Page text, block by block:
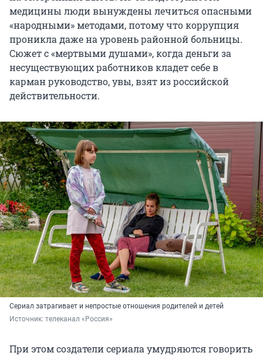
медицины люди вынуждены лечиться опасными
«народными» методами, потому что коррупция
проникла даже на уровень районной больницы.
Сюжет с «мертвыми душами», когда деньги за
несуществующих работников кладет себе в
карман руководство, увы, взят из российской
действительности.
Сериал затрагивает и непростые отношения родителей и детей
Источник: телеканал «Россия»
При этом создатели сериала умудряются говорить